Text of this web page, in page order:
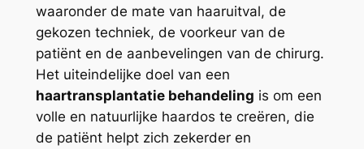
waaronder de mate van haaruitval, de
gekozen techniek, de voorkeur van de
patiënt en de aanbevelingen van de chirurg.
Het uiteindelijke doel van een
haartransplantatie behandeling is om een
volle en natuurlijke haardos te creëren, die
de patiënt helpt zich zekerder en